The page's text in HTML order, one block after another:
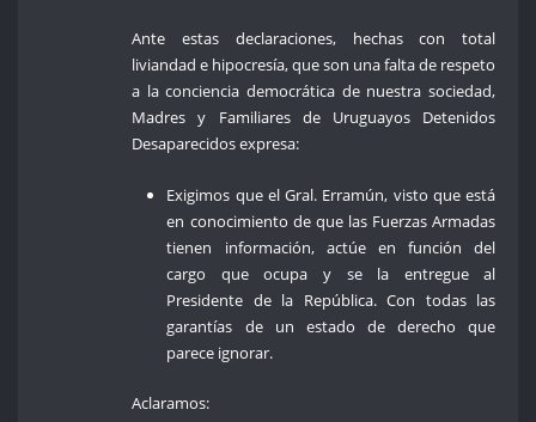
Ante estas declaraciones, hechas con total
liviandad e hipocresía, que son una falta de respeto
a la conciencia democrática de nuestra sociedad,
Madres y Familiares de Uruguayos Detenidos
Desaparecidos expresa:
Exigimos que el Gral. Erramún, visto que está
en conocimiento de que las Fuerzas Armadas
tienen información, actúe en función del
cargo que ocupa y se la entregue al
Presidente de la República. Con todas las
garantías de un estado de derecho que
parece ignorar.
Aclaramos: